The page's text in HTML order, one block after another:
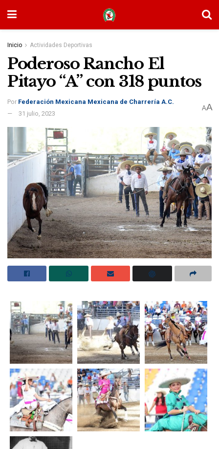
Inicio Actividades Deportivas
Poderoso Rancho El
Pitayo “A” con 318 puntos
Por Federación Mexicana Mexicana de Charrería A.C.
31 julio, 2023
AA